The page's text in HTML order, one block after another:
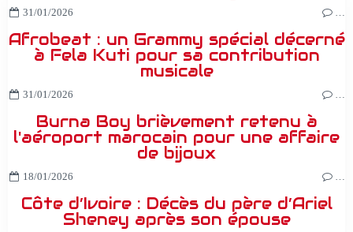
31/01/2026
Afrobeat : un Grammy spécial décerné
à Fela Kuti pour sa contribution
musicale
31/01/2026
Burna Boy brièvement retenu à
l'aéroport marocain pour une affaire
de bijoux
18/01/2026
Côte d’Ivoire : Décès du père d’Ariel
Sheney après son épouse